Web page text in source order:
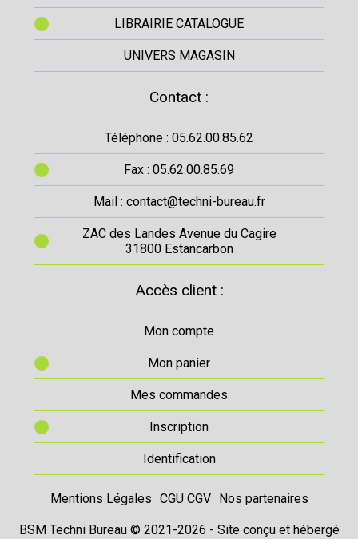
LIBRAIRIE CATALOGUE
UNIVERS MAGASIN
Contact :
Téléphone : 05.62.00.85.62
Fax : 05.62.00.85.69
Mail : contact@techni-bureau.fr
ZAC des Landes Avenue du Cagire
31800 Estancarbon
Accès client :
Mon compte
Mon panier
Mes commandes
Inscription
Identification
Mentions Légales CGU CGV Nos partenaires
BSM Techni Bureau © 2021-2026 - Site conçu et hébergé